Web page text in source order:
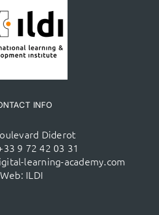
INFO
Diderot
9 72 42 03 31
learning-academy.com
Web: ILDI